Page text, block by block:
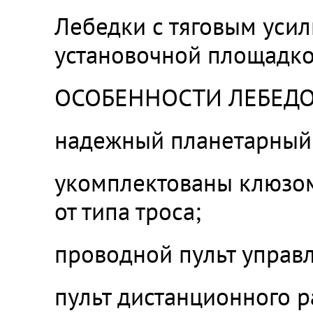
Лебедки с тяговым
установочной
ОСОБЕННОСТИ ЛЕБЕДОК
надежный
укомплектованы
от типа троса;
проводной пульт
пульт дистанционного